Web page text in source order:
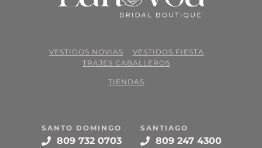
VESTIDOS NOVIAS
VESTIDOS FIESTA
TRAJES CABALLEROS
TIENDAS
SANTO DOMINGO
809 732 0703
SANTIAGO
809 247 4300